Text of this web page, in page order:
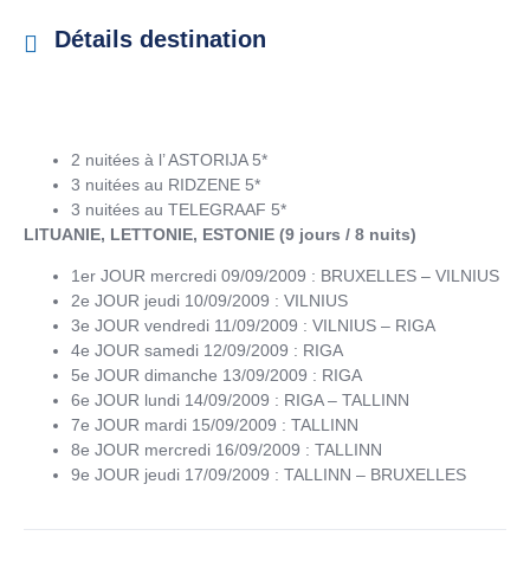
Détails destination
2 nuitées à l’ ASTORIJA 5*
3 nuitées au RIDZENE 5*
3 nuitées au TELEGRAAF 5*
LITUANIE, LETTONIE, ESTONIE (9 jours / 8 nuits)
1er JOUR mercredi 09/09/2009 : BRUXELLES – VILNIUS
2e JOUR jeudi 10/09/2009 : VILNIUS
3e JOUR vendredi 11/09/2009 : VILNIUS – RIGA
4e JOUR samedi 12/09/2009 : RIGA
5e JOUR dimanche 13/09/2009 : RIGA
6e JOUR lundi 14/09/2009 : RIGA – TALLINN
7e JOUR mardi 15/09/2009 : TALLINN
8e JOUR mercredi 16/09/2009 : TALLINN
9e JOUR jeudi 17/09/2009 : TALLINN – BRUXELLES